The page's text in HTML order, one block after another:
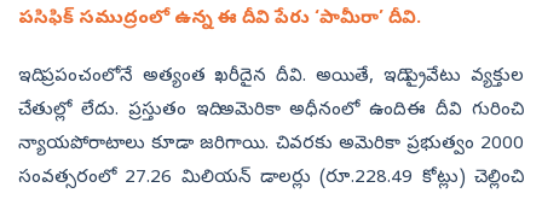
పసిఫిక్‌ సముద్రంలో ఉన్న ఈ దీవి పేరు ‘పామీరా’ దీవి.
ఇది ప్రపంచంలోనే అత్యంత ఖరీదైన దీవి. అయితే, ఇది ప్రైవేటు వ్యక్తుల
చేతుల్లో లేదు. ప్రస్తుతం ఇది అమెరికా అధీనంలో ఉంది. ఈ దీవి గురించి
న్యాయపోరాటాలు కూడా జరిగాయి. చివరకు అమెరికా ప్రభుత్వం 2000
సంవత్సరంలో 27.26 మిలియన్‌ డాలర్లు (రూ.228.49 కోట్లు) చెల్లించి